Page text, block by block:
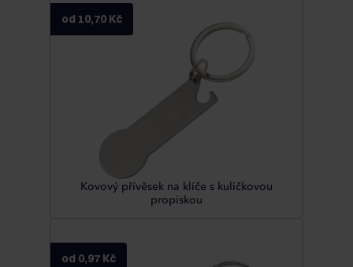
od 10,70 Kč
Kovový přívěsek na klíče s kuličkovou
propiskou
od 0,97 Kč